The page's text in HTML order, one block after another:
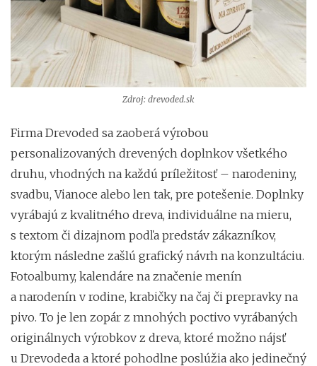
Zdroj: drevoded.sk
Firma Drevoded sa zaoberá výrobou
personalizovaných drevených doplnkov všetkého
druhu, vhodných na každú príležitosť – narodeniny,
svadbu, Vianoce alebo len tak, pre potešenie. Doplnky
vyrábajú z kvalitného dreva, individuálne na mieru,
s textom či dizajnom podľa predstáv zákazníkov,
ktorým následne zašlú grafický návrh na konzultáciu.
Fotoalbumy, kalendáre na značenie menín
a narodenín v rodine, krabičky na čaj či prepravky na
pivo. To je len zopár z mnohých poctivo vyrábaných
originálnych výrobkov z dreva, ktoré možno nájsť
u Drevodeda a ktoré pohodlne poslúžia ako jedinečný